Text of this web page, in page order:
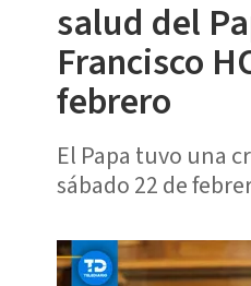
salud del
Francisco
febrero
El Papa tuvo una
sábado 22 de